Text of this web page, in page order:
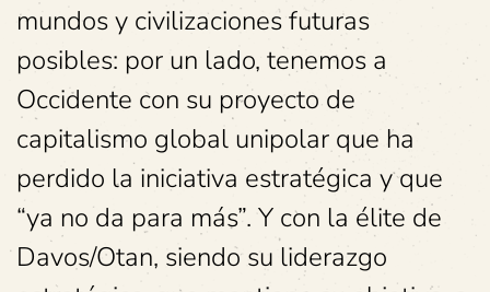
mundos y civilizaciones futuras
posibles: por un lado, tenemos a
Occidente con su proyecto de
capitalismo global unipolar que ha
perdido la iniciativa estratégica y que
“ya no da para más”. Y con la élite de
Davos/Otan, siendo su liderazgo